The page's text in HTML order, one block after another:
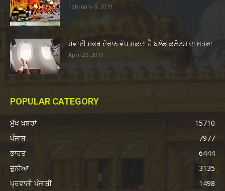
February 8, 2019
ਹਵਾਈ ਸਫਰ ਦੌਰਾਨ ਵੱਧ ਸਕਦਾ ਹੈ ਬਲੱਡ ਕਲੋਟਸ ਦਾ ਖ਼ਤਰਾ
April 26, 2019
POPULAR CATEGORY
ਮੁੱਖ ਖ਼ਬਰਾਂ
15710
ਪੰਜਾਬ
7977
ਭਾਰਤ
6444
ਦੁਨੀਆ
3135
ਪ੍ਰਵਾਸੀ ਪੰਜਾਬੀ
1498